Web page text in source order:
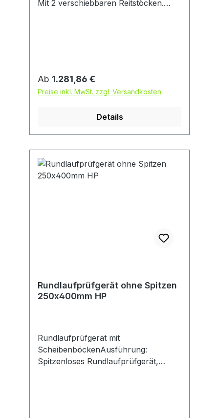
Mit 2 verschiebbaren Reitstöcken.
Ø 8 mm H7 und Feineinstellung. Max.
Werkstückbelastung pro Reitstock 5
kg.
Regulärer Preis:
Ab 1.281,86 €
Preise inkl. MwSt. zzgl. Versandkosten
Details
Rundlaufprüfgerät ohne Spitzen
250x400mm HP
Rundlaufprüfgerät mit
ScheibenböckenAusführung:
Spitzenloses Rundlaufprüfgerät,